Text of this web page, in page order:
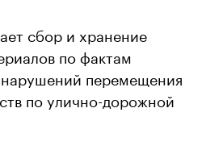
сбор и хранение
по фактам
перемещения
по улично-дорожной